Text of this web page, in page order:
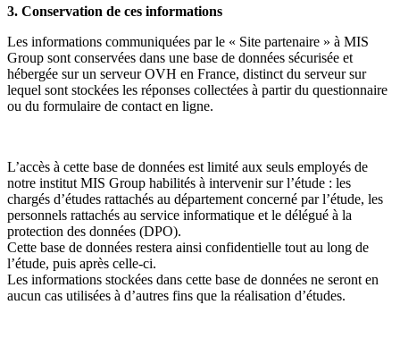
3. Conservation de ces informations
Les informations communiquées par le « Site partenaire » à MIS
Group sont conservées dans une base de données sécurisée et
hébergée sur un serveur OVH en France, distinct du serveur sur
lequel sont stockées les réponses collectées à partir du questionnaire
ou du formulaire de contact en ligne.
L’accès à cette base de données est limité aux seuls employés de
notre institut MIS Group habilités à intervenir sur l’étude : les
chargés d’études rattachés au département concerné par l’étude, les
personnels rattachés au service informatique et le délégué à la
protection des données (DPO).
Cette base de données restera ainsi confidentielle tout au long de
l’étude, puis après celle-ci.
Les informations stockées dans cette base de données ne seront en
aucun cas utilisées à d’autres fins que la réalisation d’études.